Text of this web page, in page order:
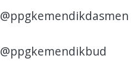
@ppgkemendikdasmen
@ppgkemendikbud